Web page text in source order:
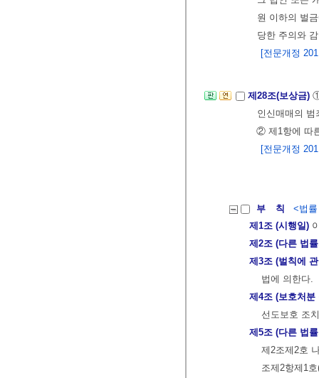
원 이하의 벌
당한 주의와
[전문개정
제28조(보상금)
인신매매의
② 제1항에 따
[전문개정
부 칙
<법
제1조 (시행일)
제2조 (다른 법
제3조 (벌칙에
법에 의한다.
제4조 (보호처분
선도보호 조
제5조 (다른 법
제2조제2호
조제2항제1